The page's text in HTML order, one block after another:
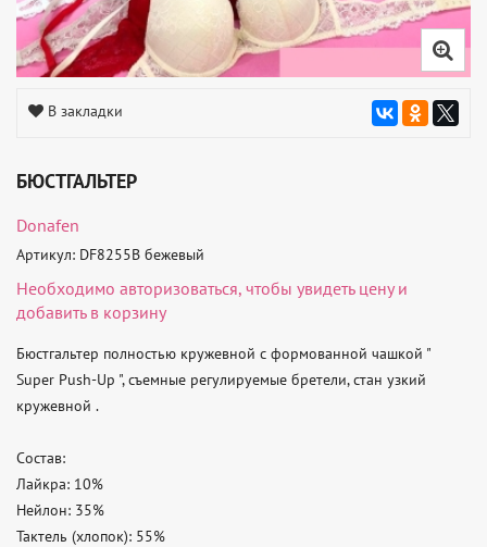
В закладки
БЮСТГАЛЬТЕР
Donafen
Артикул: DF8255B бежевый
Необходимо авторизоваться, чтобы увидеть цену и
добавить в корзину
Бюстгальтер полностью кружевной с формованной чашкой "
Super Push-Up ", съемные регулируемые бретели, стан узкий
кружевной .
Состав:
Лайкра: 10%
Нейлон: 35%
Тактель (хлопок): 55%